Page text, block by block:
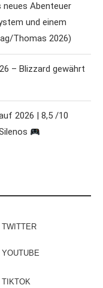
neues Abenteuer
und einem
Thomas 2026)
– Blizzard gewährt
2026 | 8,5 /10
TWITTER
YOUTUBE
TIKTOK